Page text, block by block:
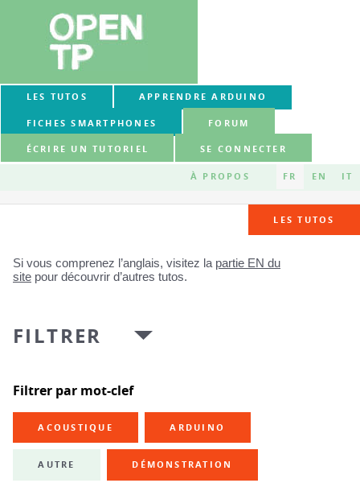
LES TUTOS APPRENDRE ARDUINO
FICHES SMARTPHONES FORUM
ÉCRIRE UN TUTORIEL SE CONNECTER
À PROPOS FR EN IT
LES TUTOS
Si vous comprenez l’anglais, visitez la partie EN du
site pour découvrir d’autres tutos.
FILTRER
Filtrer par mot-clef
ACOUSTIQUE ARDUINO
AUTRE DÉMONSTRATION